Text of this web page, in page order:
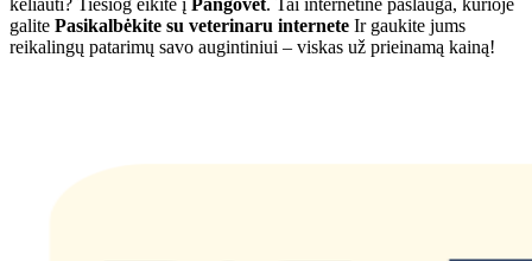
galite Pasikalbėkite su veterinaru internete Ir gaukite jums
reikalingų patarimų savo augintiniui – viskas už prieinamą kainą!